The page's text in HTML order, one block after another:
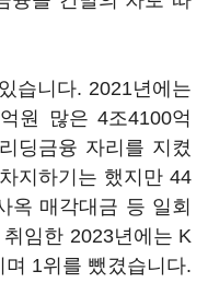
습니다. 2021년에는
원 많은 4조4100억
딩금융 자리를 지켰
지하기는 했지만 44
옥 매각대금 등 일회
임한 2023년에는 K
1위를 뺐겼습니다.